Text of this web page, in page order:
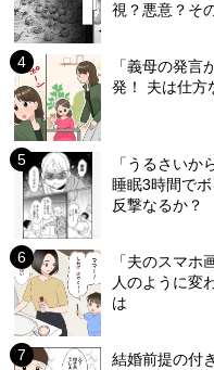
視？悪意？そ
「義母の発
発！ 夫は仕方
「うるさい
睡眠3時間で
反撃なるか？
「夫のスマ
人のように変
は
結婚前提の付